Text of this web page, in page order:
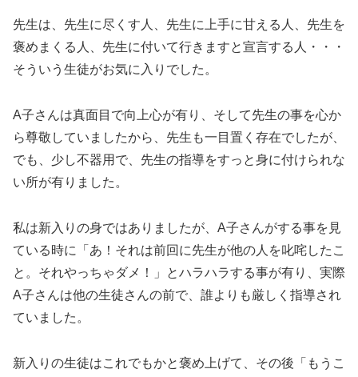
先生は、先生に尽くす人、先生に上手に甘える人、先生を
褒めまくる人、先生に付いて行きますと宣言する人・・・
そういう生徒がお気に入りでした。
A子さんは真面目で向上心が有り、そして先生の事を心か
ら尊敬していましたから、先生も一目置く存在でしたが、
でも、少し不器用で、先生の指導をすっと身に付けられな
い所が有りました。
私は新入りの身ではありましたが、A子さんがする事を見
ている時に「あ！それは前回に先生が他の人を叱咤したこ
と。それやっちゃダメ！」とハラハラする事が有り、実際
A子さんは他の生徒さんの前で、誰よりも厳しく指導され
ていました。
新入りの生徒はこれでもかと褒め上げて、その後「もうこ